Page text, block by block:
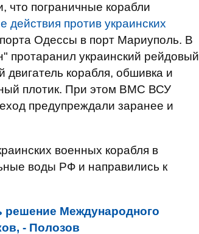
пограничные корабли
действия против украинских
Одессы в порт Мариуполь. В
протаранил украинский рейдовый
двигатель корабля, обшивка и
плотик. При этом ВМС ВСУ
предупреждали заранее и
военных корабля в
воды РФ и направились к
Международного
- Полозов